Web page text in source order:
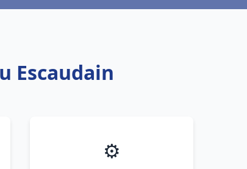
Escaudain
⚙️